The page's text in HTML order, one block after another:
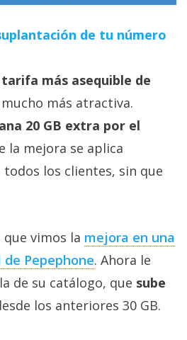
de tu número
tarifa más asequible de
mucho más atractiva.
20 GB extra por el
la mejora se aplica
los clientes, sin que
que vimos la mejora en una
Pepephone‎. Ahora le
de su catálogo, que sube
los anteriores 30 GB.